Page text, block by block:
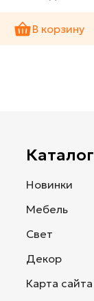
В корзину
Каталог
Новинки
Мебель
Свет
Декор
Карта сайта